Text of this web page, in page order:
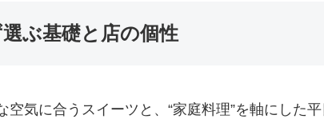
ぶ基礎と店の個性
気に合うスイーツと、“家庭料理”を軸にした